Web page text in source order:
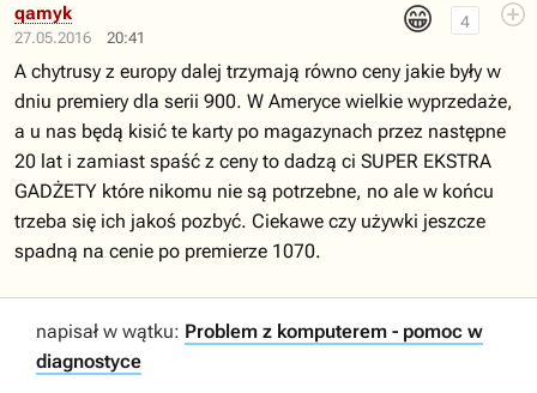
27.05.2016 20:41
😁 4
qamyk
A chytrusy z europy dalej trzymają równo ceny jakie były w
dniu premiery dla serii 900. W Ameryce wielkie wyprzedaże,
a u nas będą kisić te karty po magazynach przez następne
20 lat i zamiast spaść z ceny to dadzą ci SUPER EKSTRA
GADŻETY które nikomu nie są potrzebne, no ale w końcu
trzeba się ich jakoś pozbyć. Ciekawe czy używki jeszcze
spadną na cenie po premierze 1070.
napisał w wątku: Problem z komputerem - pomoc w
diagnostyce